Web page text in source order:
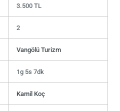
3.500 TL
2
Vangölü Turizm
1g 5s 7dk
Kamil Koç